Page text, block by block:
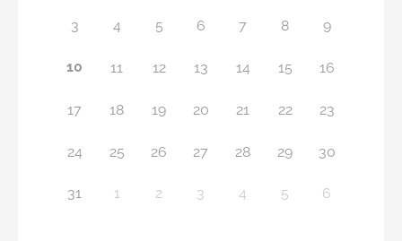
3 4 5 6 7 8 9
10 11 12 13 14 15 16
17 18 19 20 21 22 23
24 25 26 27 28 29 30
31 1 2 3 4 5 6